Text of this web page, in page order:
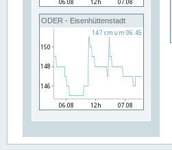
ODER - Eisenhüttenstadt